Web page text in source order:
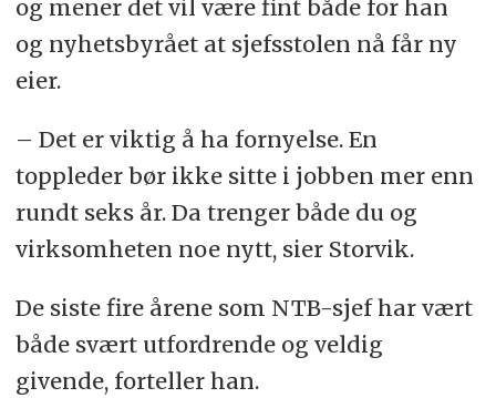
og mener det vil være fint både for han
og nyhetsbyrået at sjefsstolen nå får ny
eier.
– Det er viktig å ha fornyelse. En
toppleder bør ikke sitte i jobben mer enn
rundt seks år. Da trenger både du og
virksomheten noe nytt, sier Storvik.
De siste fire årene som NTB-sjef har vært
både svært utfordrende og veldig
givende, forteller han.